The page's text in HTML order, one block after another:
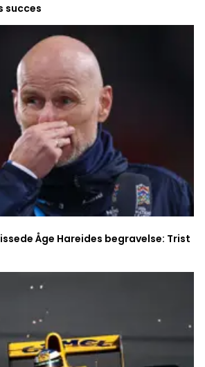
succes
Åge Hareides begravelse: Trist